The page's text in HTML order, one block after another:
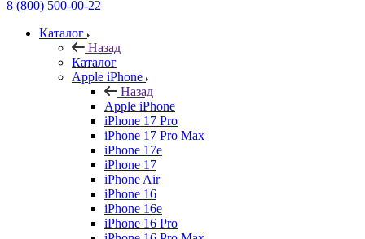
8 (800) 500-00-22
Каталог
Назад
Каталог
Apple iPhone
Назад
Apple iPhone
iPhone 17 Pro
iPhone 17 Pro Max
iPhone 17e
iPhone 17
iPhone Air
iPhone 16
iPhone 16e
iPhone 16 Pro